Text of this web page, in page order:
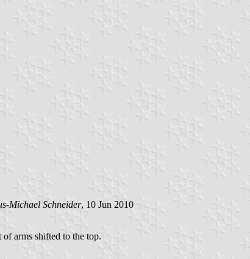
Michael Schneider, 10 Jun 2010
arms shifted to the top.